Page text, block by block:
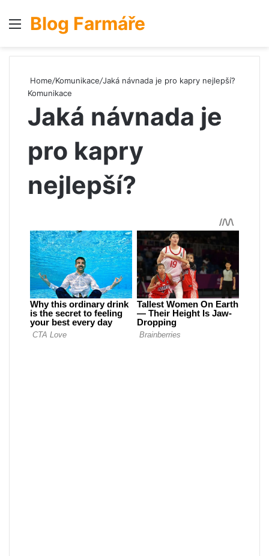
Menu
Blog Farmáře
Home/Komunikace/Jaká návnada je pro kapry nejlepší?
Komunikace
Jaká návnada je
pro kapry
nejlepší?